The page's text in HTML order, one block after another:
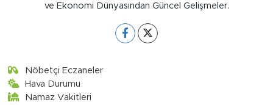
ve Ekonomi Dünyasından Güncel Gelişmeler.
Nöbetçi Eczaneler
Hava Durumu
Namaz Vakitleri